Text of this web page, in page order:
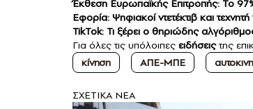
Έκθεση Ευρωπαϊκής Επιτροπής: Το
Εφορία: Ψηφιακοί ντετέκτιβ και
TikTok: Τι ξέρει ο θηριώδης
Για όλες τις υπόλοιπες ειδήσειςτης
κίνηση
ΑΠΕ-ΜΠΕ
ΣXETIKA NEA